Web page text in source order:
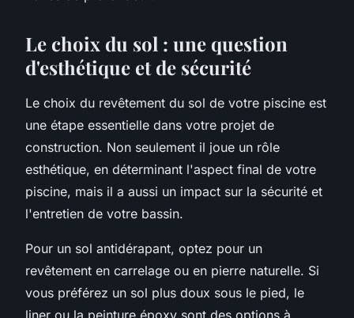
Le choix du sol : une question
d'esthétique et de sécurité
Le choix du revêtement du sol de votre piscine est
une étape essentielle dans votre projet de
construction. Non seulement il joue un rôle
esthétique, en déterminant l'aspect final de votre
piscine, mais il a aussi un impact sur la sécurité et
l'entretien de votre bassin.
Pour un sol antidérapant, optez pour un
revêtement en carrelage ou en pierre naturelle. Si
vous préférez un sol plus doux sous le pied, le
liner ou la peinture époxy sont des options à